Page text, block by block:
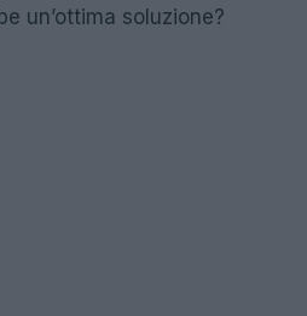
un’ottima soluzione?